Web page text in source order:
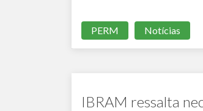
PERM Notícias
IBRAM ressalta